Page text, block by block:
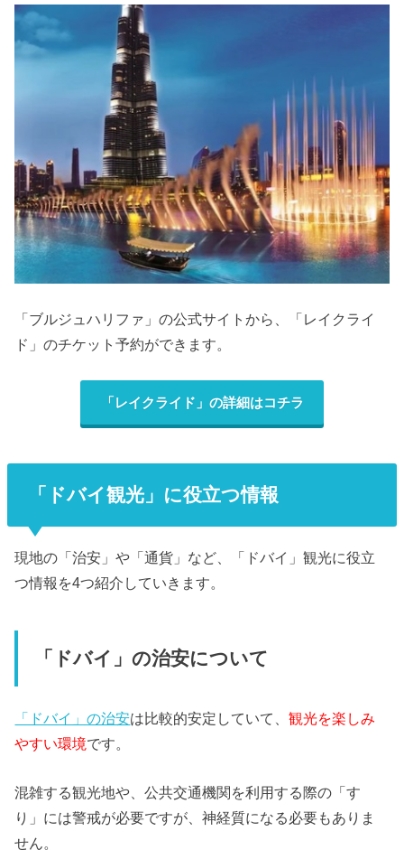
「ブルジュハリファ」の公式サイトから、「レイクライ
ド」のチケット予約ができます。
「レイクライド」の詳細はコチラ
「ドバイ観光」に役立つ情報
現地の「治安」や「通貨」など、「ドバイ」観光に役立
つ情報を4つ紹介していきます。
「ドバイ」の治安について
「ドバイ」の治安は比較的安定していて、観光を楽しみ
やすい環境です。
混雑する観光地や、公共交通機関を利用する際の「す
り」には警戒が必要ですが、神経質になる必要もありま
せん。